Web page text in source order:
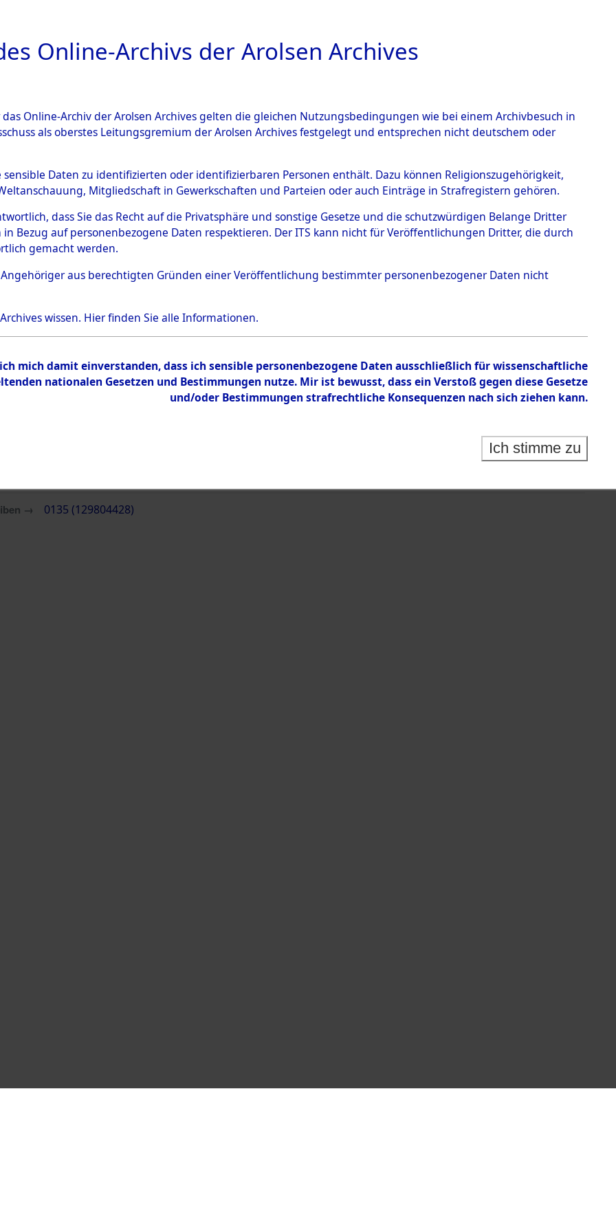
ARCHIVALE ÜBERSICHT BILD
0135 (129804428)
Person SOLONGEW, NIKOLAIJ
→ 0135 (129804428)
Online-Archivs der Arolsen Archives
Online-Archiv der Arolsen Archives gelten die gleichen Nutzungsbedingungen wie bei einem Archivbesuch in
als oberstes Leitungsgremium der Arolsen Archives festgelegt und entsprechen nicht deutschem oder
sensible Daten zu identifizierten oder identifizierbaren Personen enthält. Dazu können Religionszugehörigkeit,
Mitgliedschaft in Gewerkschaften und Parteien oder auch Einträge in Strafregistern gehören.
dass Sie das Recht auf die Privatsphäre und sonstige Gesetze und die schutzwürdigen Belange Dritter
Bezug auf personenbezogene Daten respektieren. Der ITS kann nicht für Veröffentlichungen Dritter, die durch
gemacht werden.
Angehöriger aus berechtigten Gründen einer Veröffentlichung bestimmter personenbezogener Daten nicht
wissen. Hierfinden Sie alle Informationen.
mich damit einverstanden, dass ich sensible personenbezogene Daten ausschließlich für wissenschaftliche
nationalen Gesetzen und Bestimmungen nutze. Mir ist bewusst, dass ein Verstoß gegen diese Gesetze
und/oder Bestimmungen strafrechtliche Konsequenzen nach sich ziehen kann.
Ich stimme zu